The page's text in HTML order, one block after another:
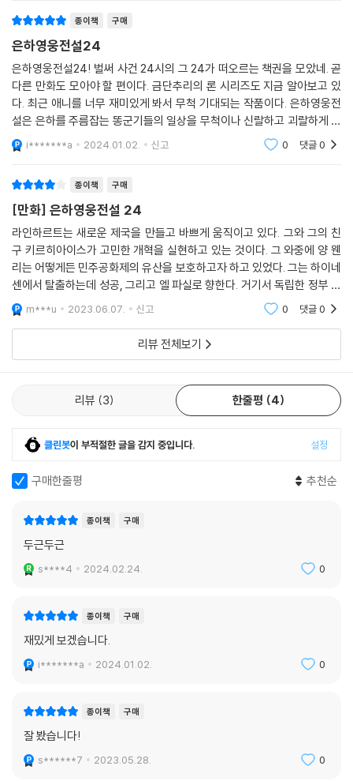
종이책 구매
은하영웅전설24
은하영웅전설24! 벌써 사건 24시의 그 24가 떠오르는 책권을 모았네. 곧
다른 만화도 모아야 할 편이다. 금단추리의 론 시리즈도 지금 알아보고 있
다. 최근 애니를 너무 재미있게 봐서 무척 기대되는 작품이다. 은하영웅전
설은 은하를 주름잡는 똥군기들의 일상을 무척이나 신랄하고 괴랄하게 보
여주는 작품이다. 이게 완결된다면 나의 즐거움 하나가 소멸하고 말겠지.
새로운 즐거움을
i*******a 2024.01.02. 신고 0 댓글0
종이책 구매
[만화] 은하영웅전설 24
라인하르트는 새로운 제국을 만들고 바쁘게 움직이고 있다. 그와 그의 친
구 키르히아이스가 고민한 개혁을 실현하고 있는 것이다. 그 와중에 양 웬
리는 어떻게든 민주공화제의 유산을 보호하고자 하고 있었다. 그는 하이네
센에서 탈출하는데 성공, 그리고 엘 파실로 향한다. 거기서 독립한 정부 요
인을 만들고 새로운 민주공화제를 구상하고 있었다. 과연 그 둘은 앞으로
어떻게 될 것인
m***u 2023.06.07. 신고 0 댓글0
리뷰 전체보기
리뷰 3 한줄평 4
클린봇이 부적절한 글을 감지 중입니다. 설정
구매한줄평 추천순
종이책 구매
두근두근
s****4 2024.02.24. 0
종이책 구매
재밌게 보겠습니다.
i*******a 2024.01.02. 0
종이책 구매
잘 봤습니다!
s******7 2023.05.28. 0